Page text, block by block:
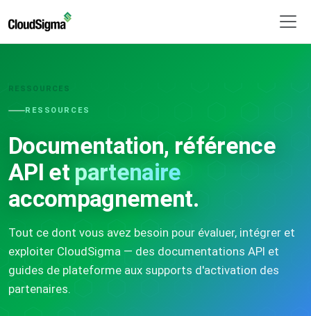
RESSOURCES
RESSOURCES
Documentation, référence
API et partenaire
accompagnement.
Tout ce dont vous avez besoin pour évaluer, intégrer et
exploiter CloudSigma — des documentations API et
guides de plateforme aux supports d'activation des
partenaires.